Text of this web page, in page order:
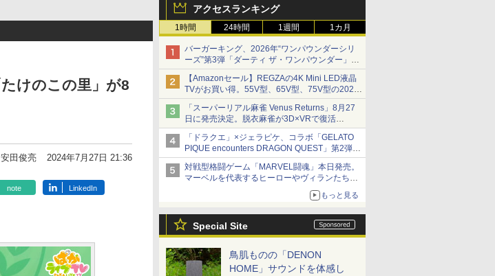
アクセスランキング
1時間 24時間 1週間 1カ月
バーガーキング、2026年“ワンパウンダーシリ
ーズ”第3弾「ダーティ ザ・ワンパウンダー」を
8月7日発売
「特製ガーリックマヨソース」を使用した超大
型チーズバーガー
【Amazonセール】REGZAの4K Mini LED液晶
TVがお買い得。55V型、65V型、75V型の2026
年モデルがラインナップ
「スーパーリアル麻雀 Venus Returns」8月27
日に発売決定。脱衣麻雀が3D×VRで復活
発売から2週間は20%オフになるセールが実施
「ドラクエ」×ジェラピケ、コラボ「GELATO
PIQUE encounters DRAGON QUEST」第2弾が
本日発売
アイスカップに入ったスライムやわたぼう、ベ
ビーサタンなどがオリジナルアートで登場
対戦型格闘ゲーム「MARVEL闘魂」本日発売。
マーベルを代表するヒーローやヴィランたちが
「GUILTY GEAR」などの格ゲーを手掛けるア
もっと見る
Special Site
鳥肌ものの「DENON
HOME」サウンドを体感し
けのこの里」が8
安田俊亮 2024年7月27日 21:36
note LinkedIn